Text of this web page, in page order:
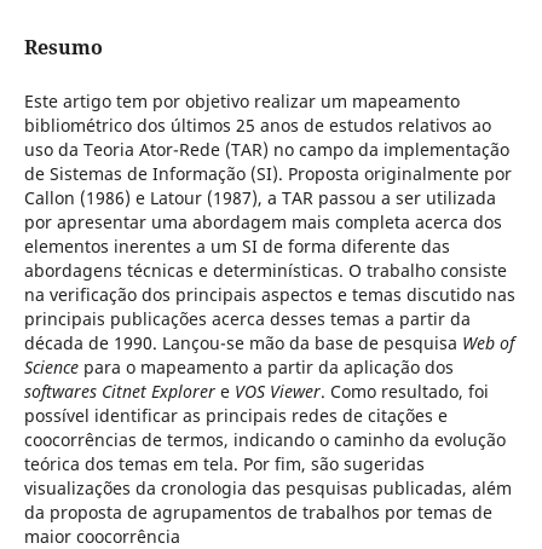
Resumo
Este artigo tem por objetivo realizar um mapeamento
bibliométrico dos últimos 25 anos de estudos relativos ao
uso da Teoria Ator-Rede (TAR) no campo da implementação
de Sistemas de Informação (SI). Proposta originalmente por
Callon (1986) e Latour (1987), a TAR passou a ser utilizada
por apresentar uma abordagem mais completa acerca dos
elementos inerentes a um SI de forma diferente das
abordagens técnicas e determinísticas. O trabalho consiste
na verificação dos principais aspectos e temas discutido nas
principais publicações acerca desses temas a partir da
década de 1990. Lançou-se mão da base de pesquisa Web of
Sciencepara o mapeamento a partir da aplicação dos
softwares Citnet Explorere VOS Viewer. Como resultado, foi
possível identificar as principais redes de citações e
coocorrências de termos, indicando o caminho da evolução
teórica dos temas em tela. Por fim, são sugeridas
visualizações da cronologia das pesquisas publicadas, além
da proposta de agrupamentos de trabalhos por temas de
maior coocorrência